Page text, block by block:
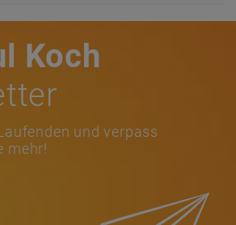
Koch
und verpass
mehr!